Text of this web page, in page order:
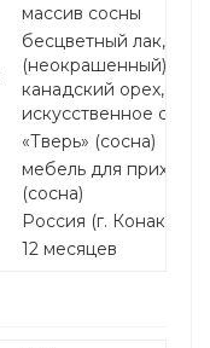
массив сосны
бесцветный лак, без
(неокрашенный),
канадский орех, дуб,
искусственное
«Тверь» (сосна)
мебель для
(сосна)
Россия (г. Конаково)
12 месяцев